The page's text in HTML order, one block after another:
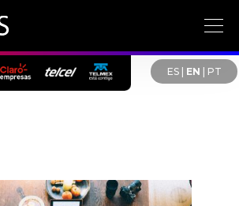
ES| EN PT